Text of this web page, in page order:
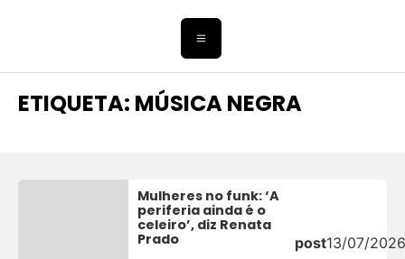
ETIQUETA: MÚSICA NEGRA
Mulheres no funk: ‘A
periferia ainda é o
celeiro’, diz Renata
Prado
post13/07/2026